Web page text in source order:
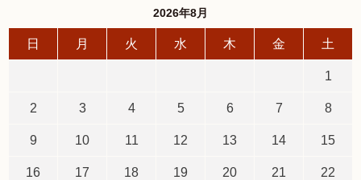
2026年8月
日 月 火 水 木 金 土
1
2 3 4 5 6 7 8
9 10 11 12 13 14 15
16 17 18 19 20 21 22